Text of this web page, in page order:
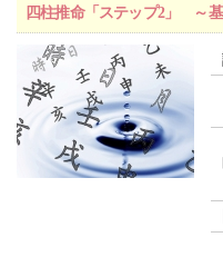
四柱推命「ステップ2」 ～